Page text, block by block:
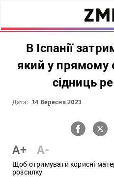
В Іспанії
який у прямому
сідниць
Дата: 14 Вересня 2023
A+ A-
Щоб отримувати корисні
розсилку